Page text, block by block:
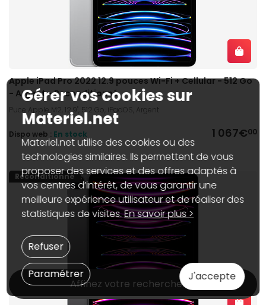
Apple iPad Pro 2022 12.9 pouces Wi-Fi + Cellular - 512 Go
- Argent - Reconditionné
Puce Apple M2, 12.9", 512 Go, iPadOS, Argent
1 067€00
Dispo web : En stock
Reconditionné
Affinez votre recherche
Gérer vos cookies sur
Materiel.net
Materiel.net utilise des cookies ou des
technologies similaires. Ils permettent de vous
proposer des services et des offres adaptés à
vos centres d’intérêt, de vous garantir une
meilleure expérience utilisateur et de réaliser des
statistiques de visites.En savoir plus >
J'accepte
Paramétrer
Refuser